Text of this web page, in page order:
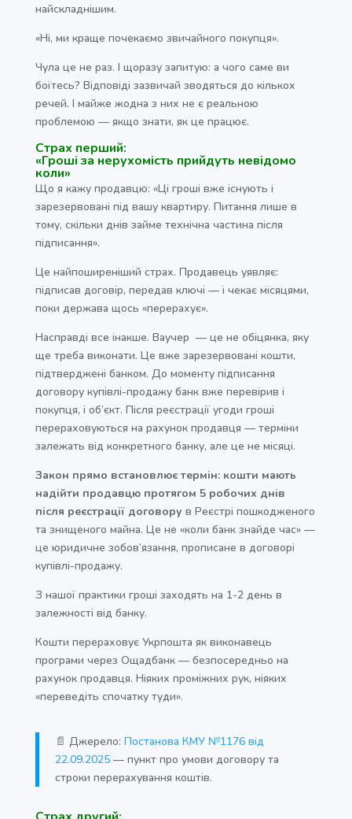
найскладнішим.
«Ні, ми краще почекаємо звичайного покупця».
Чула це не раз. І щоразу запитую: а чого саме ви
боїтесь? Відповіді зазвичай зводяться до кількох
речей. І майже жодна з них не є реальною
проблемою — якщо знати, як це працює.
Страх перший:
«Гроші за нерухомість прийдуть невідомо
коли»
Що я кажу продавцю: «Ці гроші вже існують і
зарезервовані під вашу квартиру. Питання лише в
тому, скільки днів займе технічна частина після
підписання».
Це найпоширеніший страх. Продавець уявляє:
підписав договір, передав ключі — і чекає місяцями,
поки держава щось «перерахує».
Насправді все інакше. Ваучер — це не обіцянка, яку
ще треба виконати. Це вже зарезервовані кошти,
підтверджені банком. До моменту підписання
договору купівлі-продажу банк вже перевірив і
покупця, і об’єкт. Після реєстрації угоди гроші
перераховуються на рахунок продавця — терміни
залежать від конкретного банку, але це не місяці.
Закон прямо встановлює термін: кошти мають
надійти продавцю протягом 5 робочих днів
після реєстрації договору в Реєстрі пошкодженого
та знищеного майна. Це не «коли банк знайде час» —
це юридичне зобов’язання, прописане в договорі
купівлі-продажу.
З нашої практики гроші заходять на 1-2 день в
залежності від банку.
Кошти перераховує Укрпошта як виконавець
програми через Ощадбанк — безпосередньо на
рахунок продавця. Ніяких проміжних рук, ніяких
«переведіть спочатку туди».
📄 Джерело: Постанова КМУ №1176 від
22.09.2025— пункт про умови договору та
строки перерахування коштів.